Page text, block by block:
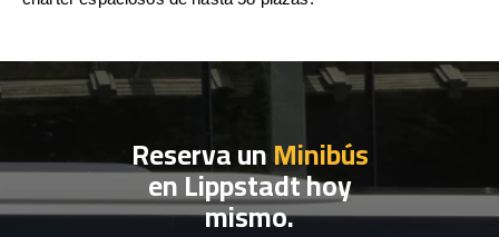
Reserva unMinibús
en Lippstadt hoy
mismo.